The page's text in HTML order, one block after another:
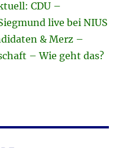
CDU –
live bei NIUS
& Merz –
– Wie geht das?